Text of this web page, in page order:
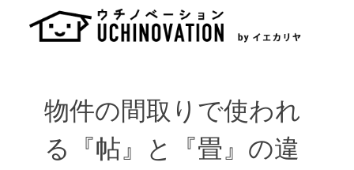
物件の間取りで使われ
る『帖』と『畳』の違